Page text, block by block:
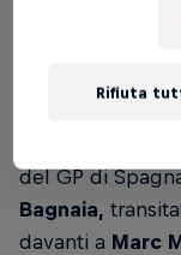
del GP di
Bagnaia,
davanti a Marc
Rifiuta